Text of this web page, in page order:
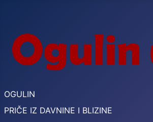
OGULIN
PRIČE IZ DAVNINE I BLIZINE